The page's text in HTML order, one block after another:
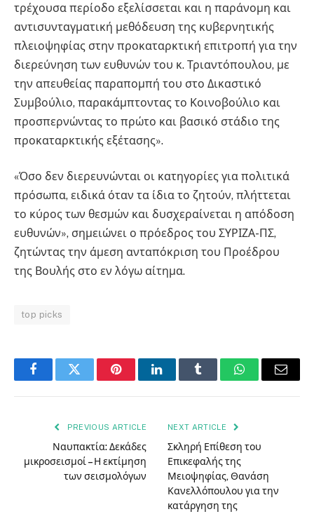
τρέχουσα περίοδο εξελίσσεται και η παράνομη και
αντισυνταγματική μεθόδευση της κυβερνητικής
πλειοψηφίας στην προκαταρκτική επιτροπή για την
διερεύνηση των ευθυνών του κ. Τριαντόπουλου, με
την απευθείας παραπομπή του στο Δικαστικό
Συμβούλιο, παρακάμπτοντας το Κοινοβούλιο και
προσπερνώντας το πρώτο και βασικό στάδιο της
προκαταρκτικής εξέτασης».
«Όσο δεν διερευνώνται οι κατηγορίες για πολιτικά
πρόσωπα, ειδικά όταν τα ίδια το ζητούν, πλήττεται
το κύρος των θεσμών και δυσχεραίνεται η απόδοση
ευθυνών», σημειώνει ο πρόεδρος του ΣΥΡΙΖΑ-ΠΣ,
ζητώντας την άμεση ανταπόκριση του Προέδρου
της Βουλής στο εν λόγω αίτημα.
top picks
FacebookTwitter PinterestLinkedInTumblr WhatsAppEmail
PREVIOUS ARTICLE
Ναυπακτία: Δεκάδες
μικροσεισμοί – Η εκτίμηση
των σεισμολόγων
NEXT ARTICLE
Σκληρή Επίθεση του
Επικεφαλής της
Μειοψηφίας, Θανάση
Κανελλόπουλου για την
κατάργηση της